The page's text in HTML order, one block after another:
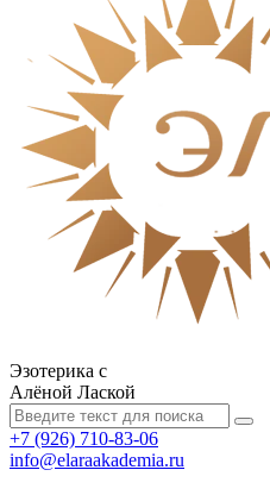
Эзотерика с
Алёной Лаской
+7 (926) 710-83-06
info@elaraakademia.ru